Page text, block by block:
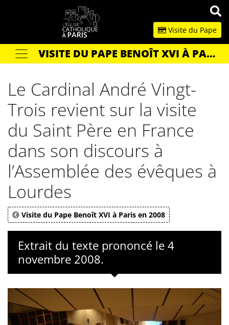
Visite du Pape
Votre recherche OKVISITE DU PAPE BENOÎT XVI À PARIS EN 2008
Le Cardinal André Vingt-
Trois revient sur la visite
du Saint Père en France
dans son discours à
l’Assemblée des évêques à
Lourdes
Visite du Pape Benoît XVI à Paris en 2008
Extrait du texte prononcé le 4
novembre 2008.
Panneau de gestion des cookies